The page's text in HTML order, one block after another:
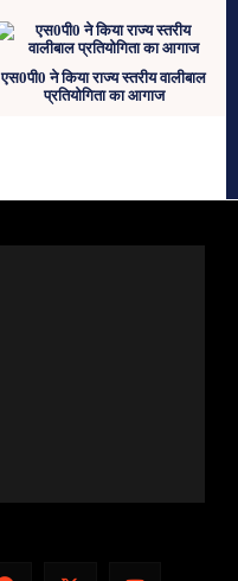
एस0पी0 ने किया राज्य स्तरीय वालीबाल
प्रतियोगिता का आगाज